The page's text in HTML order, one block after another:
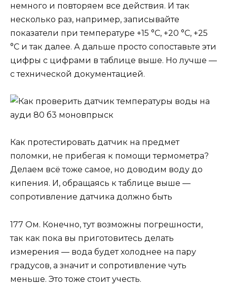
немного и повторяем все действия. И так
несколько раз, например, записывайте
показатели при температуре +15 °С, +20 °С, +25
°С и так далее. А дальше просто сопоставьте эти
цифры с цифрами в таблице выше. Но лучше —
с технической документацией.
Как протестировать датчик на предмет
поломки, не прибегая к помощи термометра?
Делаем всё тоже самое, но доводим воду до
кипения. И, обращаясь к таблице выше —
сопротивление датчика должно быть
177 Ом. Конечно, тут возможны погрешности,
так как пока вы приготовитесь делать
измерения — вода будет холоднее на пару
градусов, а значит и сопротивление чуть
меньше. Это тоже стоит учесть.